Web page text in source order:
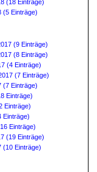
(18 Einträge)
(5 Einträge)
(9 Einträge)
(8 Einträge)
(4 Einträge)
(7 Einträge)
(7 Einträge)
Einträge)
Einträge)
Einträge)
Einträge)
(19 Einträge)
(10 Einträge)